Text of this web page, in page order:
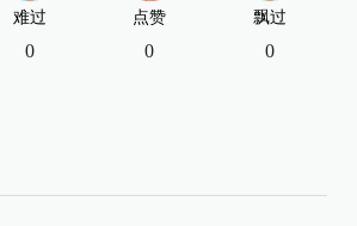
难过
0
点赞
0
飘过
0